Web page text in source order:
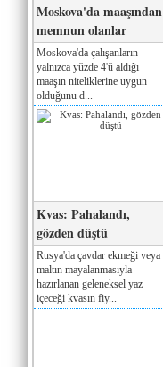
Moskova'da maaşından
memnun olanlar
Moskova'da çalışanların
yalnızca yüzde 4'ü aldığı
maaşın niteliklerine uygun
olduğunu d...
Kvas: Pahalandı,
gözden düştü
Rusya'da çavdar ekmeği veya
maltın mayalanmasıyla
hazırlanan geleneksel yaz
içeceği kvasın fiy...